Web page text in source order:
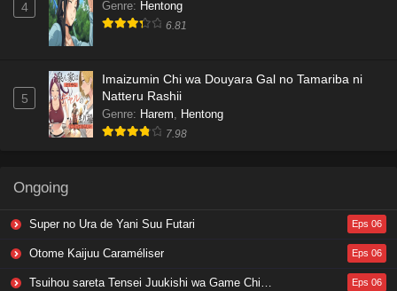
4 Genre: Hentong
6.81
5
Imaizumin Chi wa Douyara Gal no Tamariba ni
Natteru Rashii
Genre: Harem, Hentong
7.98
Ongoing
Super no Ura de Yani Suu Futari Eps 06
Otome Kaijuu Caraméliser Eps 06
Tsuihou sareta Tensei Juukishi wa Game Chishiki de Musou suru Eps 06